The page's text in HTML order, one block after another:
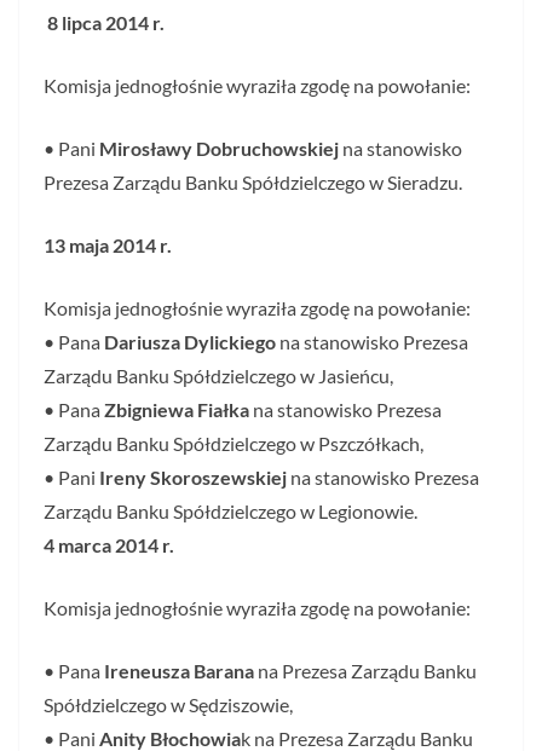
8 lipca 2014 r.
Komisja jednogłośnie wyraziła zgodę na powołanie:
• Pani Mirosławy Dobruchowskiej na stanowisko
Prezesa Zarządu Banku Spółdzielczego w Sieradzu.
13 maja 2014 r.
Komisja jednogłośnie wyraziła zgodę na powołanie:
• Pana Dariusza Dylickiego na stanowisko Prezesa
Zarządu Banku Spółdzielczego w Jasieńcu,
• PanaZbigniewa Fiałka na stanowisko Prezesa
Zarządu Banku Spółdzielczego w Pszczółkach,
• Pani Ireny Skoroszewskiej na stanowisko Prezesa
Zarządu Banku Spółdzielczego w Legionowie.
4 marca 2014 r.
Komisja jednogłośnie wyraziła zgodę na powołanie:
• Pana Ireneusza Barana na Prezesa Zarządu Banku
Spółdzielczego w Sędziszowie,
• Pani Anity Błochowiak na Prezesa Zarządu Banku